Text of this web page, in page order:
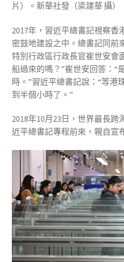
片）。新華社發（梁建華 攝）
2017年，習近平總書記視察香
密鼓地建設之中。總書記同前
特別行政區行政長官崔世安會
船過來的嗎？”崔世安回答：“
時。”習近平總書記說：“等港
到半個小時了。”
2018年10月23日，世界最長
近平總書記專程前來，親自宣